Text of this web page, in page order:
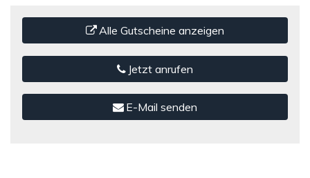
Alle Gutscheine anzeigen
Jetzt anrufen
E-Mail senden